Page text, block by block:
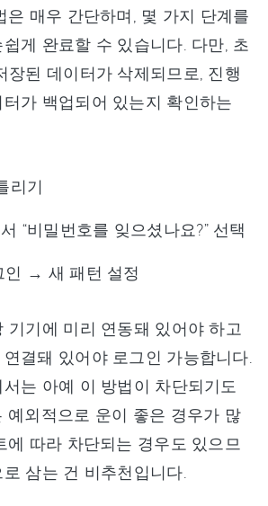
은 매우 간단하며, 몇 가지 단계를
게 완료할 수 있습니다. 다만, 초
장된 데이터가 삭제되므로, 진행
가 백업되어 있는지 확인하는
리기
“비밀번호를 잊으셨나요?” 선택
인 → 새 패턴 설정
기기에 미리 연동돼 있어야 하고
결돼 있어야 로그인 가능합니다.
는 아예 이 방법이 차단되기도
예외적으로 운이 좋은 경우가 많
에 따라 차단되는 경우도 있으므
삼는 건 비추천입니다.